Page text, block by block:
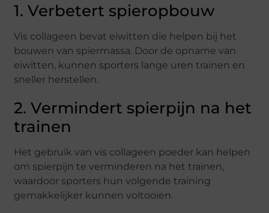
1. Verbetert spieropbouw
Vis collageen bevat eiwitten die helpen bij het
bouwen van spiermassa. Door de opname van
eiwitten, kunnen sporters lange uren trainen en
sneller herstellen.
2. Vermindert spierpijn na het
trainen
Het gebruik van vis collageen poeder kan helpen
om spierpijn te verminderen na het trainen,
waardoor sporters hun volgende training
gemakkelijker kunnen voltooien.